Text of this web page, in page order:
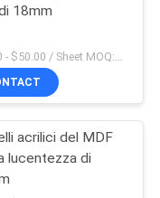
18mm
acrilici del MDF
lucentezza di